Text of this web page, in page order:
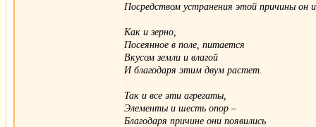
Посредством устранения этой причины он
Как и зерно,
Посеянное в поле, питается
Вкусом земли и влагой
И благодаря этим двум растет.
Так и все эти агрегаты,
Элементы и шесть опор –
Благодаря причине они появились